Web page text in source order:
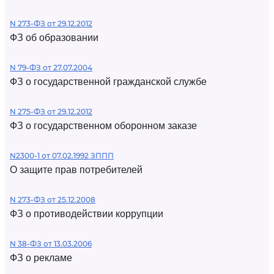
N 273-ФЗ от 29.12.2012
ФЗ об образовании
N 79-ФЗ от 27.07.2004
ФЗ о государственной гражданской службе
N 275-ФЗ от 29.12.2012
ФЗ о государственном оборонном заказе
N2300-1 от 07.02.1992 ЗППП
О защите прав потребителей
N 273-ФЗ от 25.12.2008
ФЗ о противодействии коррупции
N 38-ФЗ от 13.03.2006
ФЗ о рекламе